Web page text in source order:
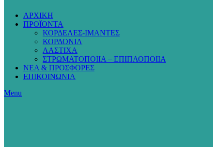
ΑΡΧΙΚΗ
ΠΡΟΪΟΝΤΑ
ΚΟΡΔΕΛΕΣ-ΙΜΑΝΤΕΣ
ΚΟΡΔΟΝΙΑ
ΛΑΣΤΙΧΑ
ΣΤΡΩΜΑΤΟΠΟΙΙΑ – ΕΠΙΠΛΟΠΟΙΙΑ
ΝΕΑ & ΠΡΟΣΦΟΡΕΣ
ΕΠΙΚΟΙΝΩΝΙΑ
Menu